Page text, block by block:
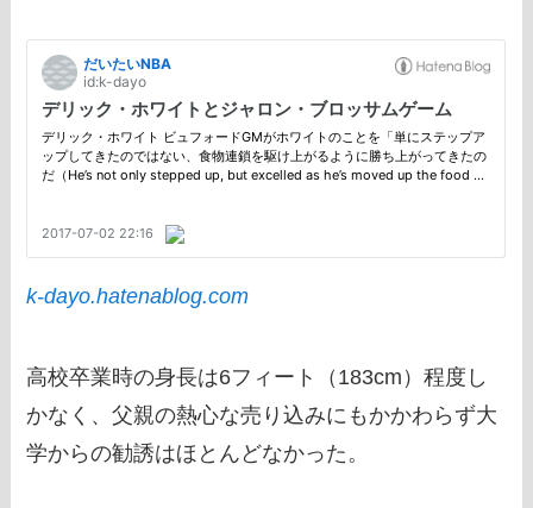
k-dayo.hatenablog.com
高校卒業時の身長は6フィート（183cm）程度し
かなく、父親の熱心な売り込みにもかかわらず大
学からの勧誘はほとんどなかった。